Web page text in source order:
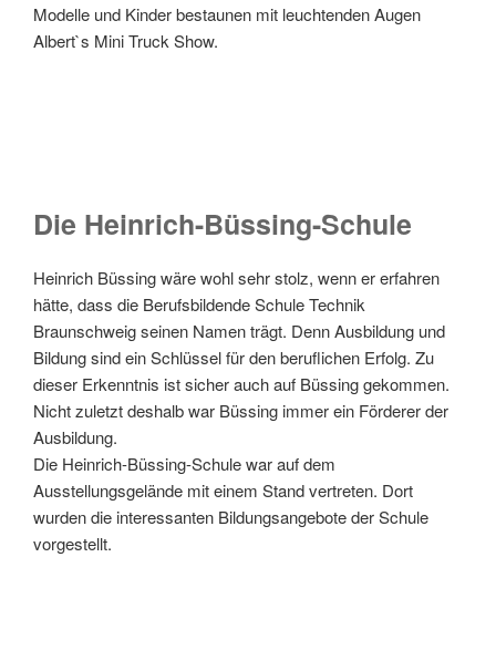
Modelle und Kinder bestaunen mit leuchtenden Augen
Albert`s Mini Truck Show.
Die Heinrich-Büssing-Schule
Heinrich Büssing wäre wohl sehr stolz, wenn er erfahren
hätte, dass die Berufsbildende Schule Technik
Braunschweig seinen Namen trägt. Denn Ausbildung und
Bildung sind ein Schlüssel für den beruflichen Erfolg. Zu
dieser Erkenntnis ist sicher auch auf Büssing gekommen.
Nicht zuletzt deshalb war Büssing immer ein Förderer der
Ausbildung.
Die Heinrich-Büssing-Schule war auf dem
Ausstellungsgelände mit einem Stand vertreten. Dort
wurden die interessanten Bildungsangebote der Schule
vorgestellt.